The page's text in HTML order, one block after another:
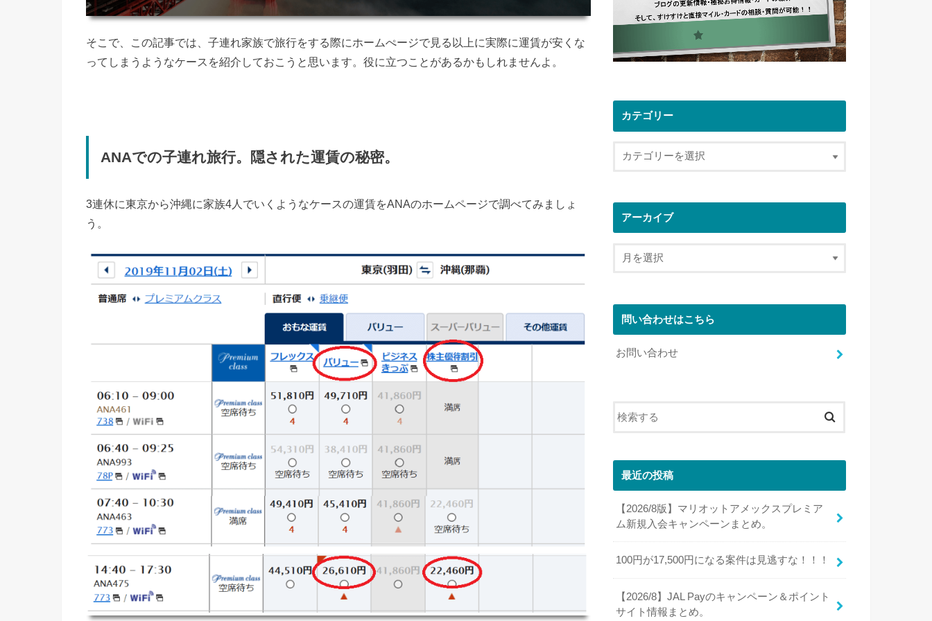
そこで、この記事では、子連れ家族で旅行をする際にホームぺージで見る以上に実際に運賃が安くな
ってしまうようなケースを紹介しておこうと思います。役に立つことがあるかもしれませんよ。
ANAでの子連れ旅行。隠された運賃の秘密。
3連休に東京から沖縄に家族4人でいくようなケースの運賃をANAのホームページで調べてみましょ
う。
カテゴリー
アーカイブ
問い合わせはこちら
お問い合わせ
最近の投稿
【2026/8版】マリオットアメックスプレミア
ム新規入会キャンペーンまとめ。
100円が17,500円になる案件は見逃すな！！！
【2026/8】JAL Payのキャンペーン＆ポイント
サイト情報まとめ。